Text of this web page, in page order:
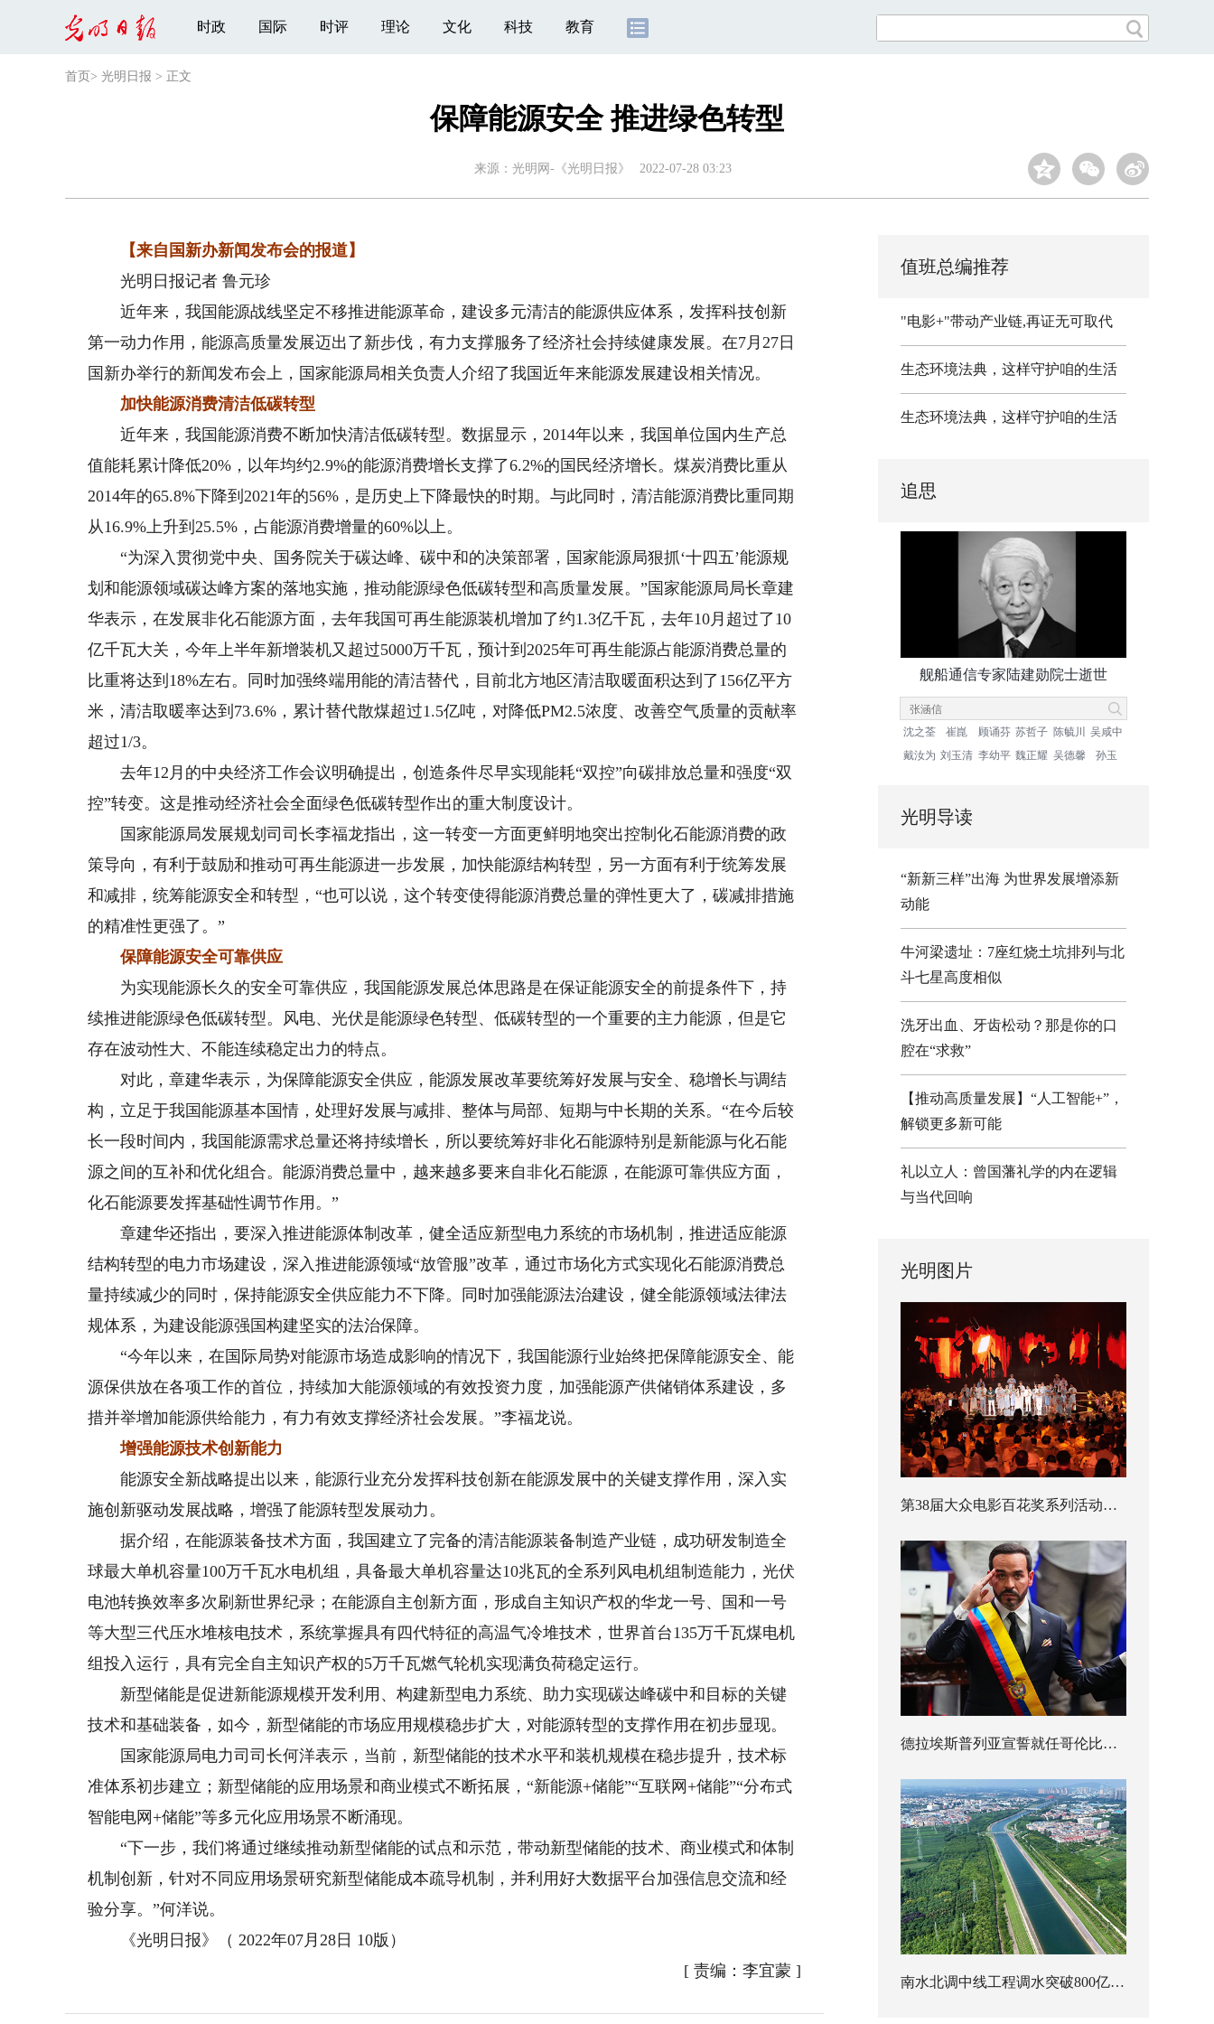
时政 国际 时评 理论 文化 科技 教育
首页 > 光明日报 > 正文
保障能源安全 推进绿色转型
来源： 光明网-《光明日报》 2022-07-28 03:23
【来自国新办新闻发布会的报道】
光明日报记者 鲁元珍
近年来，我国能源战线坚定不移推进能源革命，建设多元清洁的能源供应体系，发挥科技创新
第一动力作用，能源高质量发展迈出了新步伐，有力支撑服务了经济社会持续健康发展。在7月27日
国新办举行的新闻发布会上，国家能源局相关负责人介绍了我国近年来能源发展建设相关情况。
加快能源消费清洁低碳转型
近年来，我国能源消费不断加快清洁低碳转型。数据显示，2014年以来，我国单位国内生产总
值能耗累计降低20%，以年均约2.9%的能源消费增长支撑了6.2%的国民经济增长。煤炭消费比重从
2014年的65.8%下降到2021年的56%，是历史上下降最快的时期。与此同时，清洁能源消费比重同期
从16.9%上升到25.5%，占能源消费增量的60%以上。
“为深入贯彻党中央、国务院关于碳达峰、碳中和的决策部署，国家能源局狠抓‘十四五’能源规
划和能源领域碳达峰方案的落地实施，推动能源绿色低碳转型和高质量发展。”国家能源局局长章建
华表示，在发展非化石能源方面，去年我国可再生能源装机增加了约1.3亿千瓦，去年10月超过了10
亿千瓦大关，今年上半年新增装机又超过5000万千瓦，预计到2025年可再生能源占能源消费总量的
比重将达到18%左右。同时加强终端用能的清洁替代，目前北方地区清洁取暖面积达到了156亿平方
米，清洁取暖率达到73.6%，累计替代散煤超过1.5亿吨，对降低PM2.5浓度、改善空气质量的贡献率
超过1/3。
去年12月的中央经济工作会议明确提出，创造条件尽早实现能耗“双控”向碳排放总量和强度“双
控”转变。这是推动经济社会全面绿色低碳转型作出的重大制度设计。
国家能源局发展规划司司长李福龙指出，这一转变一方面更鲜明地突出控制化石能源消费的政
策导向，有利于鼓励和推动可再生能源进一步发展，加快能源结构转型，另一方面有利于统筹发展
和减排，统筹能源安全和转型，“也可以说，这个转变使得能源消费总量的弹性更大了，碳减排措施
的精准性更强了。”
保障能源安全可靠供应
为实现能源长久的安全可靠供应，我国能源发展总体思路是在保证能源安全的前提条件下，持
续推进能源绿色低碳转型。风电、光伏是能源绿色转型、低碳转型的一个重要的主力能源，但是它
存在波动性大、不能连续稳定出力的特点。
对此，章建华表示，为保障能源安全供应，能源发展改革要统筹好发展与安全、稳增长与调结
构，立足于我国能源基本国情，处理好发展与减排、整体与局部、短期与中长期的关系。“在今后较
长一段时间内，我国能源需求总量还将持续增长，所以要统筹好非化石能源特别是新能源与化石能
源之间的互补和优化组合。能源消费总量中，越来越多要来自非化石能源，在能源可靠供应方面，
化石能源要发挥基础性调节作用。”
章建华还指出，要深入推进能源体制改革，健全适应新型电力系统的市场机制，推进适应能源
结构转型的电力市场建设，深入推进能源领域“放管服”改革，通过市场化方式实现化石能源消费总
量持续减少的同时，保持能源安全供应能力不下降。同时加强能源法治建设，健全能源领域法律法
规体系，为建设能源强国构建坚实的法治保障。
“今年以来，在国际局势对能源市场造成影响的情况下，我国能源行业始终把保障能源安全、能
源保供放在各项工作的首位，持续加大能源领域的有效投资力度，加强能源产供储销体系建设，多
措并举增加能源供给能力，有力有效支撑经济社会发展。”李福龙说。
增强能源技术创新能力
能源安全新战略提出以来，能源行业充分发挥科技创新在能源发展中的关键支撑作用，深入实
施创新驱动发展战略，增强了能源转型发展动力。
据介绍，在能源装备技术方面，我国建立了完备的清洁能源装备制造产业链，成功研发制造全
球最大单机容量100万千瓦水电机组，具备最大单机容量达10兆瓦的全系列风电机组制造能力，光伏
电池转换效率多次刷新世界纪录；在能源自主创新方面，形成自主知识产权的华龙一号、国和一号
等大型三代压水堆核电技术，系统掌握具有四代特征的高温气冷堆技术，世界首台135万千瓦煤电机
组投入运行，具有完全自主知识产权的5万千瓦燃气轮机实现满负荷稳定运行。
新型储能是促进新能源规模开发利用、构建新型电力系统、助力实现碳达峰碳中和目标的关键
技术和基础装备，如今，新型储能的市场应用规模稳步扩大，对能源转型的支撑作用在初步显现。
国家能源局电力司司长何洋表示，当前，新型储能的技术水平和装机规模在稳步提升，技术标
准体系初步建立；新型储能的应用场景和商业模式不断拓展，“新能源+储能”“互联网+储能”“分布式
智能电网+储能”等多元化应用场景不断涌现。
“下一步，我们将通过继续推动新型储能的试点和示范，带动新型储能的技术、商业模式和体制
机制创新，针对不同应用场景研究新型储能成本疏导机制，并利用好大数据平台加强信息交流和经
验分享。”何洋说。
《光明日报》（ 2022年07月28日 10版）
[ 责编：李宜蒙]
值班总编推荐
"电影+"带动产业链,再证无可取代
生态环境法典，这样守护咱的生活
生态环境法典，这样守护咱的生活
追思
舰船通信专家陆建勋院士逝世
沈之荃 崔崑 顾诵芬 苏哲子 陈毓川
吴咸中
戴汝为 刘玉清 李幼平 魏正耀 吴德馨 孙玉
光明导读
“新新三样”出海 为世界发展增添新
动能
牛河梁遗址：7座红烧土坑排列与北
斗七星高度相似
洗牙出血、牙齿松动？那是你的口
腔在“求救”
【推动高质量发展】“人工智能+”，
解锁更多新可能
礼以立人：曾国藩礼学的内在逻辑
与当代回响
光明图片
第38届大众电影百花奖系列活动开幕
德拉埃斯普列亚宣誓就任哥伦比亚总统
南水北调中线工程调水突破800亿立方米